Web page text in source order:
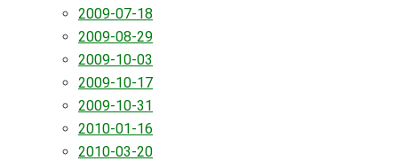
2009-07-18
2009-08-29
2009-10-03
2009-10-17
2009-10-31
2010-01-16
2010-03-20